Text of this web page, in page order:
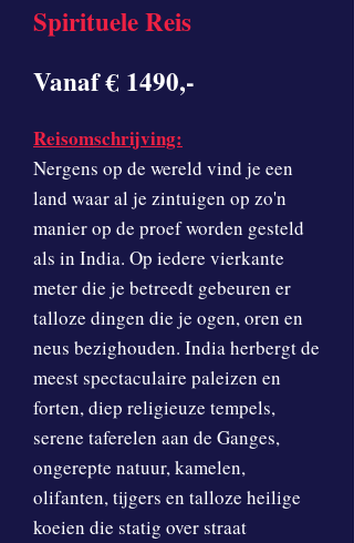
Spirituele Reis
Vanaf € 1490,-
Reisomschrijving:
Nergens op de wereld vind je een
land waar al je zintuigen op zo'n
manier op de proef worden gesteld
als in India. Op iedere vierkante
meter die je betreedt gebeuren er
talloze dingen die je ogen, oren en
neus bezighouden. India herbergt de
meest spectaculaire paleizen en
forten, diep religieuze tempels,
serene taferelen aan de Ganges,
ongerepte natuur, kamelen,
olifanten, tijgers en talloze heilige
koeien die statig over straat